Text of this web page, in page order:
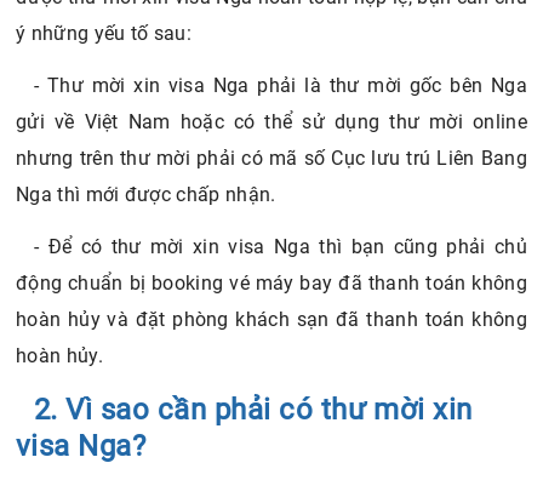
ý những yếu tố sau:
- Thư mời xin visa Nga phải là thư mời gốc bên Nga
gửi về Việt Nam hoặc có thể sử dụng thư mời online
nhưng trên thư mời phải có mã số Cục lưu trú Liên Bang
Nga thì mới được chấp nhận.
- Để có thư mời xin visa Nga thì bạn cũng phải chủ
động chuẩn bị booking vé máy bay đã thanh toán không
hoàn hủy và đặt phòng khách sạn đã thanh toán không
hoàn hủy.
2. Vì sao cần phải có thư mời xin
visa Nga?